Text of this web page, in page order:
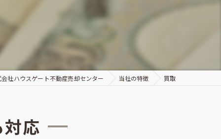
仲介
社ハウスゲート不動産売却センター 当社の特徴 買取
応